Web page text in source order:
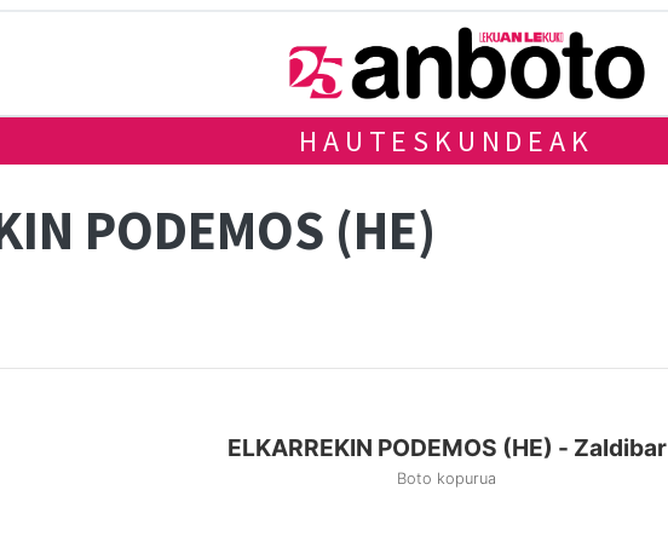
HAUTESKUNDEAK
PODEMOS (HE)
ELKARREKIN PODEMOS (HE) - Zaldibar
Boto kopurua